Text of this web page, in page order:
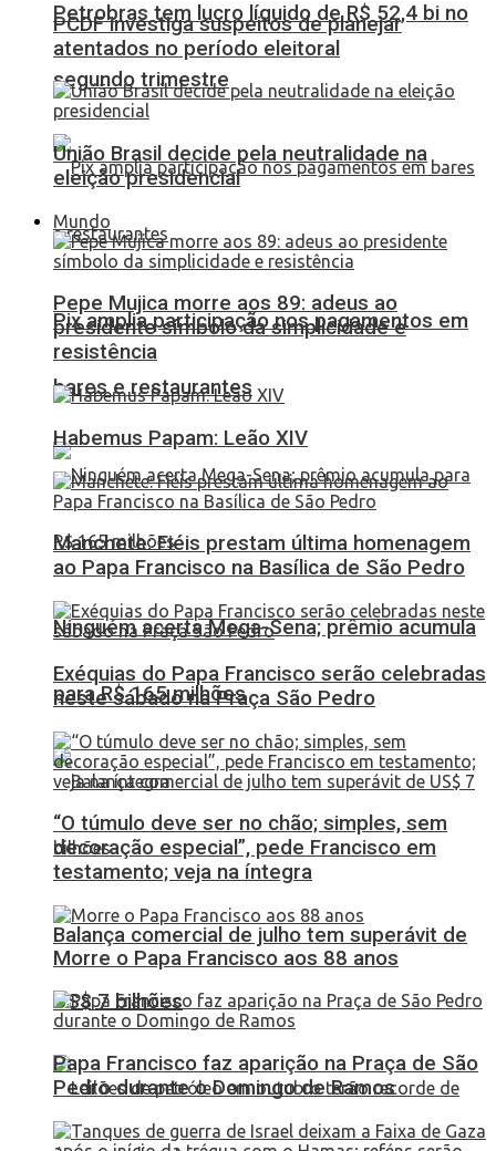
Petrobras tem lucro líquido de R$ 52,4 bi no
segundo trimestre
Pix amplia participação nos pagamentos em
bares e restaurantes
Ninguém acerta Mega-Sena; prêmio acumula
para R$ 165 milhões
Balança comercial de julho tem superávit de
US$ 7 bilhões
PCDF investiga suspeitos de planejar
atentados no período eleitoral
União Brasil decide pela neutralidade na
eleição presidencial
Mundo
Pepe Mujica morre aos 89: adeus ao
presidente símbolo da simplicidade e
resistência
Habemus Papam: Leão XIV
Manchete: Fiéis prestam última homenagem
ao Papa Francisco na Basílica de São Pedro
Exéquias do Papa Francisco serão celebradas
neste sábado na Praça São Pedro
“O túmulo deve ser no chão; simples, sem
decoração especial”, pede Francisco em
testamento; veja na íntegra
Morre o Papa Francisco aos 88 anos
Papa Francisco faz aparição na Praça de São
Pedro durante o Domingo de Ramos